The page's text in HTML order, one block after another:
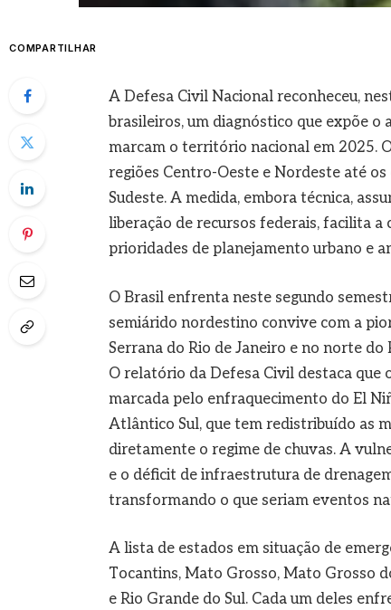
COMPARTILHAR
A Defesa Civil Nacional reconheceu,
brasileiros, um diagnóstico que expõe
marcam o território nacional em 2025.
regiões Centro-Oeste e Nordeste até
Sudeste. A medida, embora técnica,
liberação de recursos federais, facilita
prioridades de planejamento urbano e
O Brasil enfrenta neste segundo
semiárido nordestino convive com a
Serrana do Rio de Janeiro e no norte
O relatório da Defesa Civil destaca que
marcada pelo enfraquecimento do El
Atlântico Sul, que tem redistribuído as
diretamente o regime de chuvas. A
e o déficit de infraestrutura de
transformando o que seriam eventos
A lista de estados em situação de
Tocantins, Mato Grosso, Mato Grosso
e Rio Grande do Sul. Cada um deles